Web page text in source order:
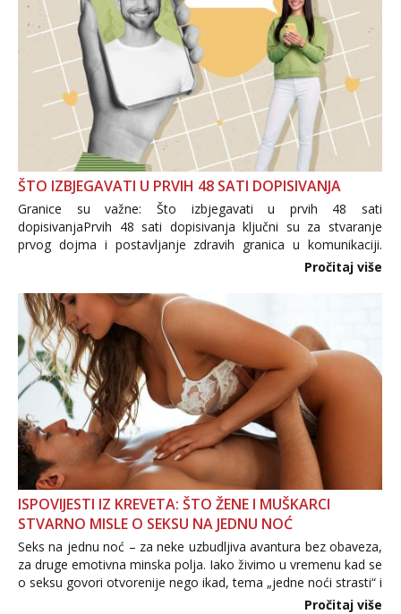
ŠTO IZBJEGAVATI U PRVIH 48 SATI DOPISIVANJA
Granice su važne: Što izbjegavati u prvih 48 sati
dopisivanjaPrvih 48 sati dopisivanja ključni su za stvaranje
prvog dojma i postavljanje zdravih granica u komunikaciji.
Važno je izbjeći prebrzo otkrivanje osobnih ili intimnih
informacija, jer nepoznata osoba još nije zaslužila to
povjerenje. Takođe...
Pročitaj više
ISPOVIJESTI IZ KREVETA: ŠTO ŽENE I MUŠKARCI
STVARNO MISLE O SEKSU NA JEDNU NOĆ
Seks na jednu noć – za neke uzbudljiva avantura bez obaveza,
za druge emotivna minska polja. Iako živimo u vremenu kad se
o seksu govori otvorenije nego ikad, tema „jedne noći strasti“ i
dalje izaziva burne rasprave. Što zapravo misle žene, a što
Pročitaj više